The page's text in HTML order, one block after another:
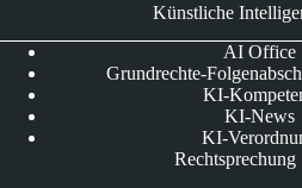
Künstliche
AI Office
Grundrechte-
KI-
KI-News
KI-
Rechtsprechung